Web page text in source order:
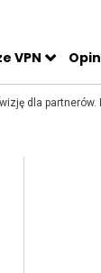
VPN
dla partnerów.